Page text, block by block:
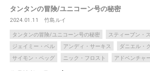
タンタンの冒険/ユニコーン号の秘密
2024.01.11 竹島ルイ
タンタンの冒険/ユニコーン号の秘密
スティーブン・
ジェイミー・ベル
アンディ・サーキス
ダニエル・
サイモン・ペッグ
ニック・フロスト アドベンチャ